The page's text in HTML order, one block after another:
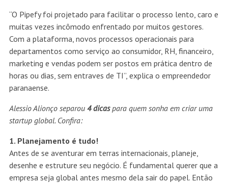
“O Pipefy foi projetado para facilitar o processo lento, caro e
muitas vezes incômodo enfrentado por muitos gestores.
Com a plataforma, novos processos operacionais para
departamentos como serviço ao consumidor, RH, financeiro,
marketing e vendas podem ser postos em prática dentro de
horas ou dias, sem entraves de TI”, explica o empreendedor
paranaense.
Alessio Alionço separou 4 dicaspara quem sonha em criar uma
startup global. Confira:
1. Planejamento é tudo!
Antes de se aventurar em terras internacionais, planeje,
desenhe e estruture seu negócio. É fundamental querer que a
empresa seja global antes mesmo dela sair do papel. Então